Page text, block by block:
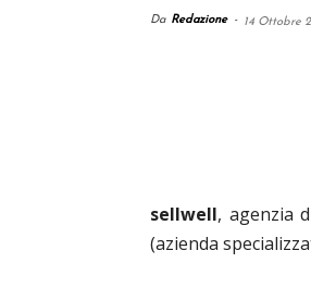
Da Redazione - 14 Ottobre
sellwell, agenzia
(azienda